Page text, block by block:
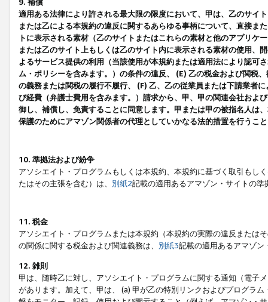
9. 補償
適用ある法律により許される最大限の限度において、甲は、乙のサイ
または乙による本規約の違反に関するあらゆる事柄について、直接ま
トに表示される素材（乙のサイトまたはこれらの素材と他のアプリ
または乙のサイト上もしくは乙のサイト内に表示される素材の使用、
よるサービス提供の利用（当該使用が本規約または適用法により認可
ム・ポリシーを含みます。）の条件の違反、 (E) 乙の税金および関税
の義務または関税の履行不履行、 (F) 乙、乙の従業員または下請業者
び経費（弁護士費用を含みます。）請求から、甲、甲の関連会社およ
御し、補償し、免責することに同意します。甲または甲の被指名人は
保護のためにアマゾン関係者の代理としていかなる法的措置を行うこ
10. 準拠法および紛争
アソシエイト・プログラムもしくは本規約、本規約に基づく取引もし
たはその主張を含む）は、 別紙2記載の適用あるアマゾン・サイトの
11. 税金
アソシエイト・プログラムまたは本規約（本規約の実際の違反または
の関係に関する税金および関連義務は、 別紙3記載の適用あるアマゾン
12. 雑則
甲は、随時乙に対し、アソシエイト・プログラムに関する通知（電子
があります。加えて、甲は、 (a) 甲が乙の特別リンクおよびプログラ